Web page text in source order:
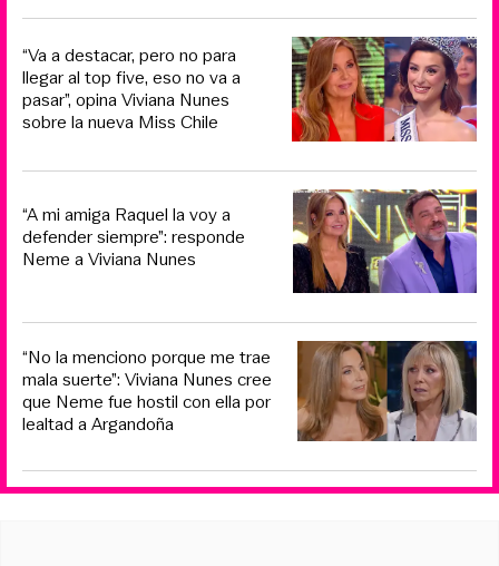
“Va a destacar, pero no para
llegar al top five, eso no va a
pasar”, opina Viviana Nunes
sobre la nueva Miss Chile
“A mi amiga Raquel la voy a
defender siempre”: responde
Neme a Viviana Nunes
“No la menciono porque me trae
mala suerte”: Viviana Nunes cree
que Neme fue hostil con ella por
lealtad a Argandoña